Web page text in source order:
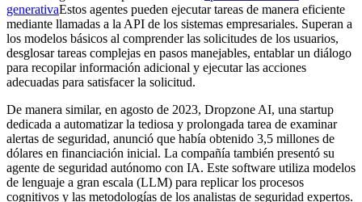
generativaEstos agentes pueden ejecutar tareas de manera eficiente
mediante llamadas a la API de los sistemas empresariales. Superan a
los modelos básicos al comprender las solicitudes de los usuarios,
desglosar tareas complejas en pasos manejables, entablar un diálogo
para recopilar información adicional y ejecutar las acciones
adecuadas para satisfacer la solicitud.
De manera similar, en agosto de 2023, Dropzone AI, una startup
dedicada a automatizar la tediosa y prolongada tarea de examinar
alertas de seguridad, anunció que había obtenido 3,5 millones de
dólares en financiación inicial. La compañía también presentó su
agente de seguridad autónomo con IA. Este software utiliza modelos
de lenguaje a gran escala (LLM) para replicar los procesos
cognitivos y las metodologías de los analistas de seguridad expertos.